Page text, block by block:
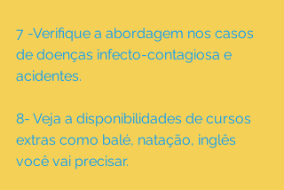
7 -Verifique a abordagem nos casos
de doenças infecto-contagiosa e
acidentes.
8- Veja a disponibilidades de cursos
extras como balé, natação, inglês
você vai precisar.